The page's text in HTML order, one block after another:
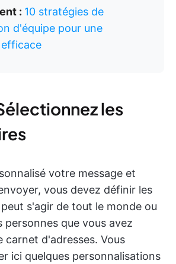
: 10 stratégies de
d'équipe pour une
les
votre message et
vous devez définir les
s'agir de tout le monde ou
personnes que vous avez
carnet d'adresses. Vous
ici quelques personnalisations